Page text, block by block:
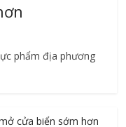
phẩm địa phương
cửa biển sớm hơn